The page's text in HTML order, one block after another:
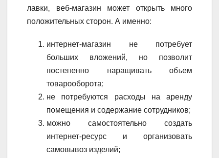
лавки, веб-магазин может открыть много
положительных сторон. А именно:
интернет-магазин не потребует
больших вложений, но позволит
постепенно наращивать объем
товарооборота;
не потребуются расходы на аренду
помещения и содержание сотрудников;
можно самостоятельно создать
интернет-ресурс и организовать
самовывоз изделий;